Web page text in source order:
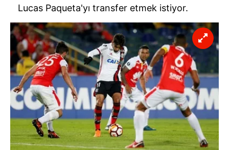
Lucas Paqueta'yı transfer etmek istiyor.